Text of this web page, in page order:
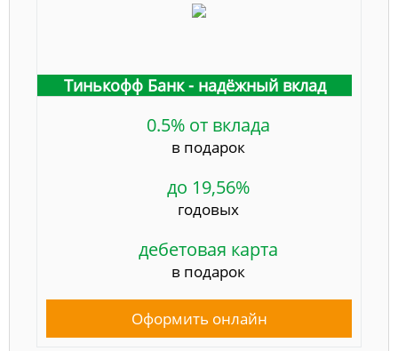
Тинькофф Банк - надёжный вклад
0.5% от вклада
в подарок
до 19,56%
годовых
дебетовая карта
в подарок
Оформить онлайн